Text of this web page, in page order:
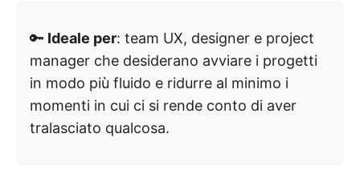
🔑 Ideale per: team UX, designer e project
manager che desiderano avviare i progetti
in modo più fluido e ridurre al minimo i
momenti in cui ci si rende conto di aver
tralasciato qualcosa.